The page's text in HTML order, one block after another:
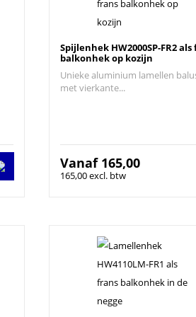
Spijlenhek HW2000SP-FR2
balkonhek op kozijn
Unieke aluminium lamellen
met vierkante...
Vanaf 165,00
165,00 excl. btw